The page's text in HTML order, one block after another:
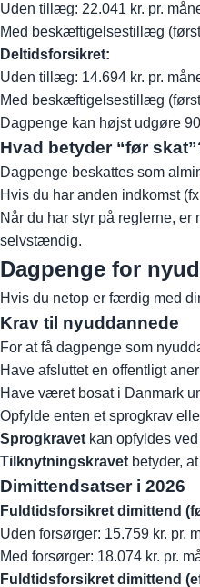
Uden tillæg: 22.041 kr. pr.
Med beskæftigelsestillæg
Deltidsforsikret:
Uden tillæg: 14.694 kr. pr.
Med beskæftigelsestillæg
Dagpenge kan højst udgøre
Hvad betyder “før
Dagpenge beskattes som
Hvis du har anden indkomst
Når du har styr på reglerne,
selvstændig.
Dagpenge for
Hvis du netop er færdig med
Krav til nyuddannede
For at få dagpenge som
Have afsluttet en offentligt
Have været bosat i Danmark
Opfylde enten et sprogkrav
Sprogkravet kan opfyldes
Tilknytningskravet betyder,
Dimittendsatser i 2026
Fuldtidsforsikret dimittend
Uden forsørger: 15.759 kr. pr.
Med forsørger: 18.074 kr. pr.
Fuldtidsforsikret dimittend